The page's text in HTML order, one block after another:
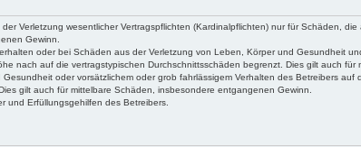
Verletzung wesentlicher Vertragspflichten (Kardinalpflichten) nur für Schäden,
Gewinn.
oder bei Schäden aus der Verletzung von Leben, Körper und Gesundheit
nach auf die vertragstypischen Durchschnittsschäden begrenzt. Dies gilt auch
oder vorsätzlichem oder grob fahrlässigem Verhalten des Betreibers auf
gilt auch für mittelbare Schäden, insbesondere entgangenen Gewinn.
und Erfüllungsgehilfen des Betreibers.